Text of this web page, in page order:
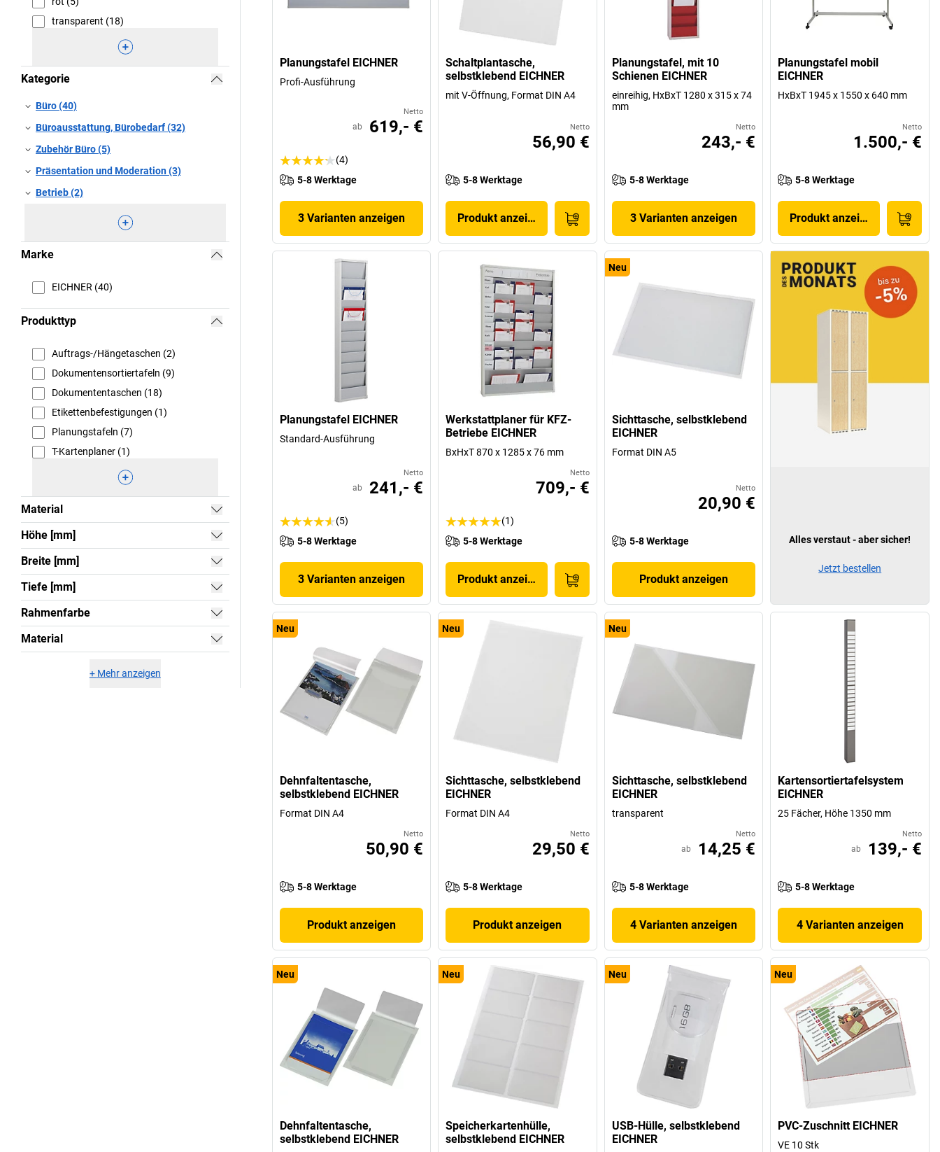
transparent (18)
Kategorie
Büro (40)
Büroausstattung, Bürobedarf (32)
Zubehör Büro (5)
Präsentation und Moderation (3)
Betrieb (2)
Marke
EICHNER (40)
Produkttyp
Auftrags-/Hängetaschen (2)
Dokumentensortiertafeln (9)
Dokumententaschen (18)
Etikettenbefestigungen (1)
Planungstafeln (7)
T-Kartenplaner (1)
Material
Höhe [mm]
Breite [mm]
Tiefe [mm]
Rahmenfarbe
Material
+ Mehr anzeigen
Planungstafel EICHNER
Profi-Ausführung
Netto
ab 619,- €
(4)
5-8 Werktage
3 Varianten anzeigen
Schaltplantasche,
selbstklebend EICHNER
mit V-Öffnung, Format DIN A4
Netto
56,90 €
5-8 Werktage
Produkt anzeigen
Planungstafel, mit 10
Schienen EICHNER
einreihig, HxBxT 1280 x 315 x 74
mm
Netto
243,- €
5-8 Werktage
3 Varianten anzeigen
Planungstafel mobil
EICHNER
HxBxT 1945 x 1550 x 640 mm
Netto
1.500,- €
5-8 Werktage
Produkt anzeigen
Planungstafel EICHNER
Standard-Ausführung
Netto
ab 241,- €
(5)
5-8 Werktage
3 Varianten anzeigen
Werkstattplaner für KFZ-
Betriebe EICHNER
BxHxT 870 x 1285 x 76 mm
Netto
709,- €
(1)
5-8 Werktage
Produkt anzeigen
Neu
Sichttasche, selbstklebend
EICHNER
Format DIN A5
Netto
20,90 €
5-8 Werktage
Produkt anzeigen
Neu
Dehnfaltentasche,
selbstklebend EICHNER
Format DIN A4
Netto
50,90 €
5-8 Werktage
Produkt anzeigen
Neu
Sichttasche, selbstklebend
EICHNER
Format DIN A4
Netto
29,50 €
5-8 Werktage
Produkt anzeigen
Neu
Sichttasche, selbstklebend
EICHNER
transparent
Netto
ab 14,25 €
5-8 Werktage
4 Varianten anzeigen
Kartensortiertafelsystem
EICHNER
25 Fächer, Höhe 1350 mm
Netto
ab 139,- €
5-8 Werktage
4 Varianten anzeigen
Neu
Dehnfaltentasche,
selbstklebend EICHNER
Neu
Speicherkartenhülle,
selbstklebend EICHNER
Neu
USB-Hülle, selbstklebend
EICHNER
Neu
PVC-Zuschnitt EICHNER
VE 10 Stk
Alles verstaut - aber sicher!
Jetzt bestellen